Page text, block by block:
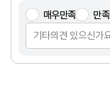
매우만족 만족